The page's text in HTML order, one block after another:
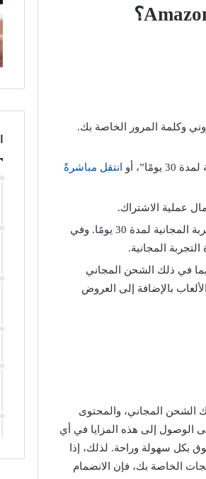
وكلمة المرور الخاصة بك.
أو
انتقل مباشرةً
عملية الاشتراك.
أدخل معلومات الدفع الخاصة بك. لن يتم تحصيل أي رسوم حتى انتهاء فترة التجربة المجانية لمدة 30 يومًا. وفي
المجانية.
في ذلك الشحن المجاني
بالإضافة إلى العروض
الشحن المجاني، والمحتوى
الوصول إلى هذه المزايا في أي
سهولة وراحة. لذلك، إذا
الخاصة بك، فإن الانضمام